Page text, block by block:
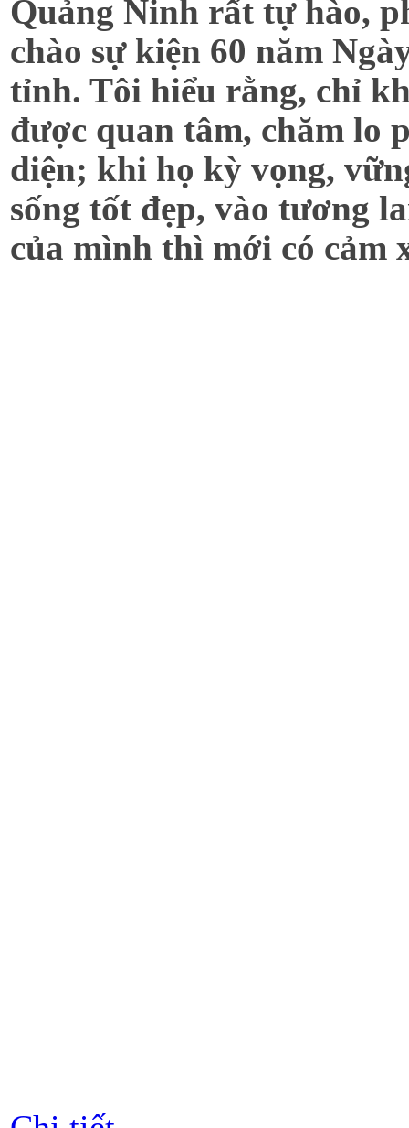
Quảng Ninh rất tự hào,
chào sự kiện 60 năm
tỉnh. Tôi hiểu rằng, chỉ
được quan tâm, chăm lo
diện; khi họ kỳ vọng,
sống tốt đẹp, vào tương
của mình thì mới có cảm